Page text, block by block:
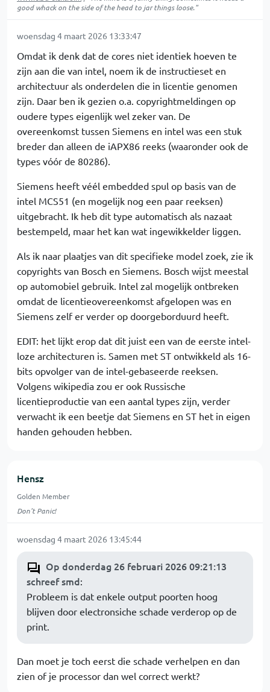
good whack on the side of the head to jar things loose."
woensdag 4 maart 2026 13:33:47
Omdat ik denk dat de cores niet identiek hoeven te
zijn aan die van intel, noem ik de instructieset en
architectuur als onderdelen die in licentie genomen
zijn. Daar ben ik gezien o.a. copyrightmeldingen op
oudere types eigenlijk wel zeker van. De
overeenkomst tussen Siemens en intel was een stuk
breder dan alleen de iAPX86 reeks (waaronder ook de
types vóór de 80286).
Siemens heeft véél embedded spul op basis van de
intel MCS51 (en mogelijk nog een paar reeksen)
uitgebracht. Ik heb dit type automatisch als nazaat
bestempeld, maar het kan wat ingewikkelder liggen.
Als ik naar plaatjes van dit specifieke model zoek, zie ik
copyrights van Bosch en Siemens. Bosch wijst meestal
op automobiel gebruik. Intel zal mogelijk ontbreken
omdat de licentieovereenkomst afgelopen was en
Siemens zelf er verder op doorgeborduurd heeft.
EDIT: het lijkt erop dat dit juist een van de eerste intel-
loze architecturen is. Samen met ST ontwikkeld als 16-
bits opvolger van de intel-gebaseerde reeksen.
Volgens wikipedia zou er ook Russische
licentieproductie van een aantal types zijn, verder
verwacht ik een beetje dat Siemens en ST het in eigen
handen gehouden hebben.
Hensz
Golden Member
Don't Panic!
woensdag 4 maart 2026 13:45:44
Op donderdag 26 februari 2026 09:21:13
schreef smd:
Probleem is dat enkele output poorten hoog
blijven door electronsiche schade verderop op de
print.
Dan moet je toch eerst die schade verhelpen en dan
zien of je processor dan wel correct werkt?